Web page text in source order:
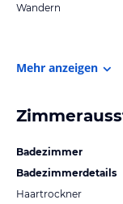
Wandern
Mehr anzeigen
Badezimmer
Badezimmerdetails
Haartrockner